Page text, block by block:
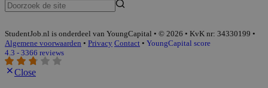
StudentJob.nl is onderdeel van YoungCapital • © 2026 • KvK nr: 34330199 •
Algemene voorwaarden • Privacy Contact • YoungCapital score
4.3 - 3366 reviews
Close